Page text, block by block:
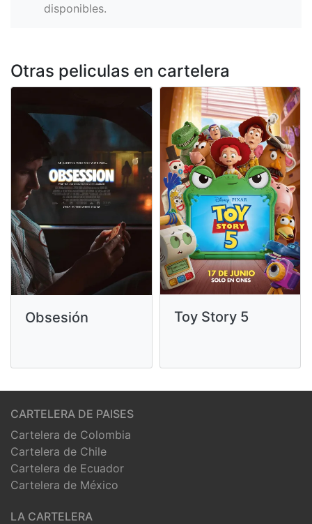
disponibles.
Otras peliculas en cartelera
Obsesión Toy Story 5
CARTELERA DE PAISES
Cartelera de Colombia
Cartelera de Chile
Cartelera de Ecuador
Cartelera de México
LA CARTELERA